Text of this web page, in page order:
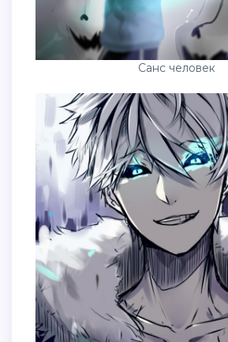
Санс человек